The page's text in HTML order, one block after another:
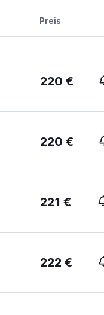
Preis
220 €
220 €
221 €
222 €